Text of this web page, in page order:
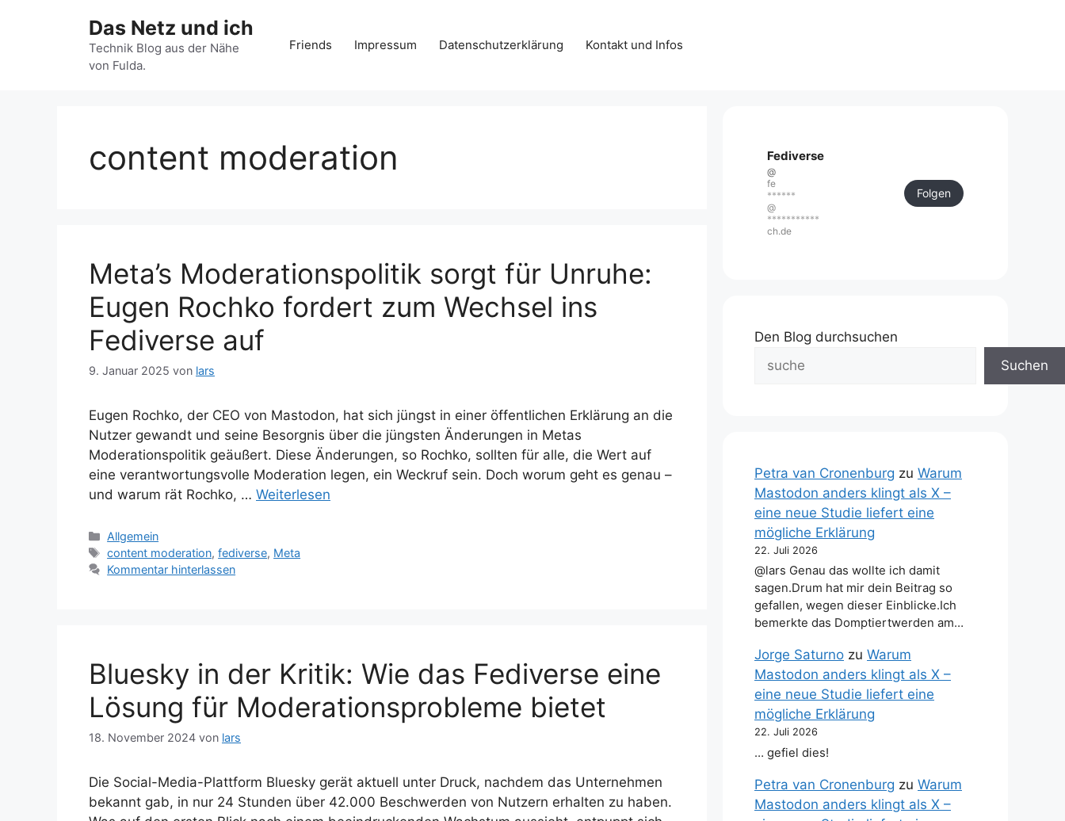
Das Netz und ich
Technik Blog aus der Nähe
von Fulda.
Friends Impressum Datenschutzerklärung Kontakt und Infos
content moderation
Meta’s Moderationspolitik sorgt für Unruhe:
Eugen Rochko fordert zum Wechsel ins
Fediverse auf
9. Januar 2025 von lars
Eugen Rochko, der CEO von Mastodon, hat sich jüngst in einer öffentlichen Erklärung an die
Nutzer gewandt und seine Besorgnis über die jüngsten Änderungen in Metas
Moderationspolitik geäußert. Diese Änderungen, so Rochko, sollten für alle, die Wert auf
eine verantwortungsvolle Moderation legen, ein Weckruf sein. Doch worum geht es genau –
und warum rät Rochko, … Weiterlesen
Kategorien
Allgemein
Schlagwörter
content moderation,fediverse, Meta
Kommentar hinterlassen
Bluesky in der Kritik: Wie das Fediverse eine
Lösung für Moderationsprobleme bietet
18. November 2024 von lars
Die Social-Media-Plattform Bluesky gerät aktuell unter Druck, nachdem das Unternehmen
bekannt gab, in nur 24 Stunden über 42.000 Beschwerden von Nutzern erhalten zu haben.
Fediverse
@
fe
******
@
***********
ch.de
Folgen
Den Blog durchsuchen
Suchen
Petra van Cronenburg zu Warum
Mastodon anders klingt als X –
eine neue Studie liefert eine
mögliche Erklärung
22. Juli 2026
@lars Genau das wollte ich damit
sagen.Drum hat mir dein Beitrag so
gefallen, wegen dieser Einblicke.Ich
bemerkte das Domptiertwerden am…
Jorge Saturno zu Warum
Mastodon anders klingt als X –
eine neue Studie liefert eine
mögliche Erklärung
22. Juli 2026
… gefiel dies!
Petra van Cronenburg zu Warum
Mastodon anders klingt als X –